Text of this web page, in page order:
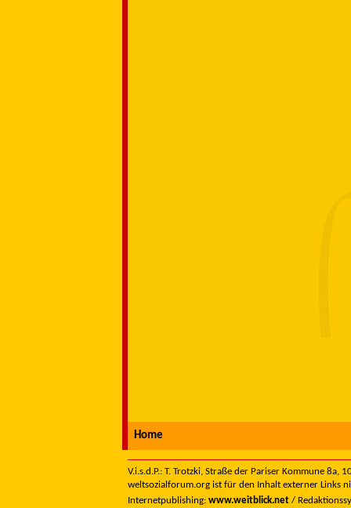
Home
V.i.s.d.P.: T. Trotzki, Straße der Pariser Kommune
weltsozialforum.org ist für den Inhalt externer Links
Internetpublishing: www.weitblick.net /